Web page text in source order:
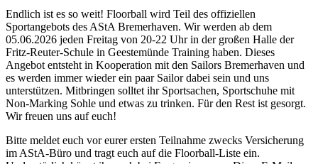
Endlich ist es so weit! Floorball wird Teil des offiziellen
Sportangebots des AStA Bremerhaven. Wir werden ab dem
05.06.2026 jeden Freitag von 20-22 Uhr in der großen Halle der
Fritz-Reuter-Schule in Geestemünde Training haben. Dieses
Angebot entsteht in Kooperation mit den Sailors Bremerhaven und
es werden immer wieder ein paar Sailor dabei sein und uns
unterstützen. Mitbringen solltet ihr Sportsachen, Sportschuhe mit
Non-Marking Sohle und etwas zu trinken. Für den Rest ist gesorgt.
Wir freuen uns auf euch!
Bitte meldet euch vor eurer ersten Teilnahme zwecks Versicherung
im AStA-Büro und tragt euch auf die Floorball-Liste ein.